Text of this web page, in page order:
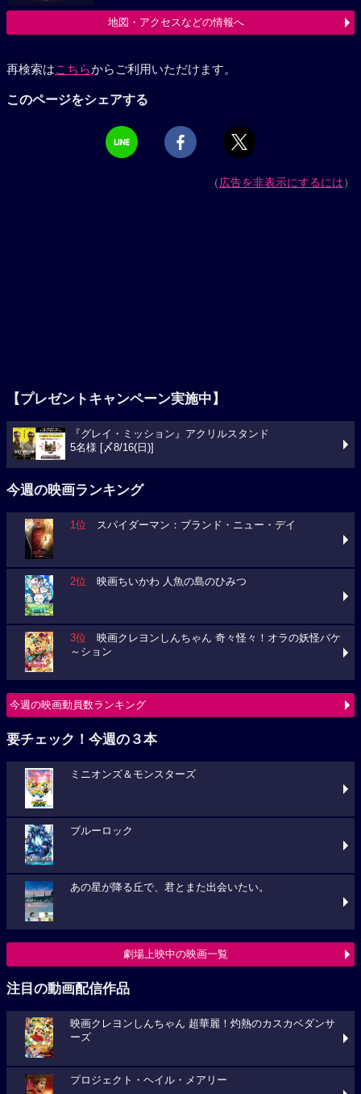
地図・アクセスなどの情報へ
再検索はこちらからご利用いただけます。
このページをシェアする
（広告を非表示にするには）
【プレゼントキャンペーン実施中】
『グレイ・ミッション』アクリルスタンド
5名様 [〆8/16(日)]
今週の映画ランキング
1位 スパイダーマン：ブランド・ニュー・デイ
2位 映画ちいかわ 人魚の島のひみつ
3位 映画クレヨンしんちゃん 奇々怪々！オラの妖怪バケ
～ション
今週の映画動員数ランキング
要チェック！今週の３本
ミニオンズ＆モンスターズ
ブルーロック
あの星が降る丘で、君とまた出会いたい。
劇場上映中の映画一覧
注目の動画配信作品
映画クレヨンしんちゃん 超華麗！灼熱のカスカベダンサ
ーズ
プロジェクト・ヘイル・メアリー